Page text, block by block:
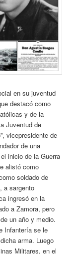
en su juventud
destacó como
y de la
Juventud de
vicepresidente de
de una
inicio de la Guerra
alistó como
soldado de
a sargento
ingresó en la
a Zamora, pero
un año y medio.
Infantería se le
arma. Luego
Militares, en el